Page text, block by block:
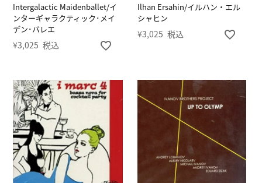
Intergalactic Maidenballet/イ
ンターギャラクティック･メイ
デン･バレエ
¥3,025 税込
Ilhan Ersahin/イルハン・エル
シャヒン
¥3,025 税込